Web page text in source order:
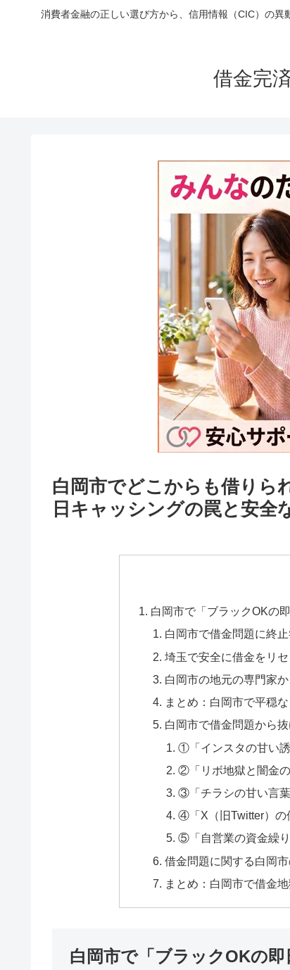
消費者金融の正しい選び方から、信用情報（CIC）の
借金完
白岡市でどこからも借りら
日キャッシングの罠と安全
白岡市で「ブラックOKの
白岡市で借金問題に終
埼玉で安全に借金をリ
白岡市の地元の専門家
まとめ：白岡市で平穏
白岡市で借金問題から
①「インスタの甘い誘
②「リボ地獄と闇金の
③「チラシの甘い言葉
④「X（旧Twitter）の
⑤「自営業の資金繰り
借金問題に関する白岡
まとめ：白岡市で借金
白岡市で「ブラックOKの